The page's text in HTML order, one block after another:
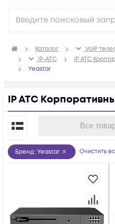
Каталог
VoIP
IP-ATC
IP АТС
Yeastar
IP АТС
Все
По популярности
Бренд: Yeastar Очистить